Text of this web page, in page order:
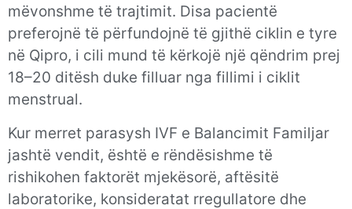
mëvonshme të trajtimit. Disa pacientë
preferojnë të përfundojnë të gjithë ciklin e tyre
në Qipro, i cili mund të kërkojë një qëndrim prej
18–20 ditësh duke filluar nga fillimi i ciklit
menstrual.
Kur merret parasysh IVF e Balancimit Familjar
jashtë vendit, është e rëndësishme të
rishikohen faktorët mjekësorë, aftësitë
laboratorike, konsideratat rregullatore dhe